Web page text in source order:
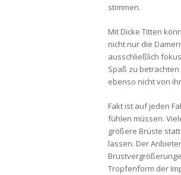
stimmen.
Mit Dicke Titten
nicht nur die
ausschließlich
Spaß zu
ebenso nicht von
Fakt ist auf jeden
fühlen müssen.
größere Brüste
lassen. Der
Tropfenform der